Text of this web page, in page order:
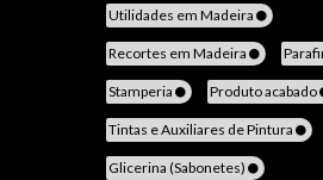
Utilidades em Madeira
Recortes em Madeira
Stamperia Produto acabado
Tintas e Auxiliares de Pintura
Glicerina (Sabonetes)